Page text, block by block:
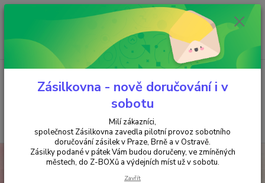
Minimální hodnota objednávky je 200 kč. Při nákupu nad 2000,- Kč je
požadována platba předem na účet.
Menu
+420 737 737 037
(Po-Pá, 9-18 hod.)
za
VYKUŘOVÁNÍ Celestial
Zásilkovna - nově doručování i v
sobotu
Milí zákazníci,
společnost Zásilkovna zavedla pilotní provoz sobotního
doručování zásilek v Praze, Brně a v Ostravě.
Zásilky podané v pátek Vám budou doručeny, ve zmíněných
městech, do Z-BOXů a výdejních míst už v sobotu.
Zavřít